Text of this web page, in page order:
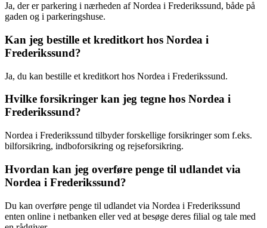
Ja, der er parkering i nærheden af Nordea i Frederikssund, både på
gaden og i parkeringshuse.
Kan jeg bestille et kreditkort hos Nordea i
Frederikssund?
Ja, du kan bestille et kreditkort hos Nordea i Frederikssund.
Hvilke forsikringer kan jeg tegne hos Nordea i
Frederikssund?
Nordea i Frederikssund tilbyder forskellige forsikringer som f.eks.
bilforsikring, indboforsikring og rejseforsikring.
Hvordan kan jeg overføre penge til udlandet via
Nordea i Frederikssund?
Du kan overføre penge til udlandet via Nordea i Frederikssund
enten online i netbanken eller ved at besøge deres filial og tale med